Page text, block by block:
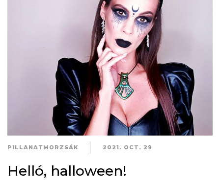
PILLANATMORZSÁK 2021. OCT. 29
Helló, halloween!